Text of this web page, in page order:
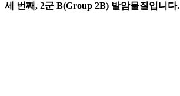
세 번째, 2군 B(Group 2B) 발암물질입니다.